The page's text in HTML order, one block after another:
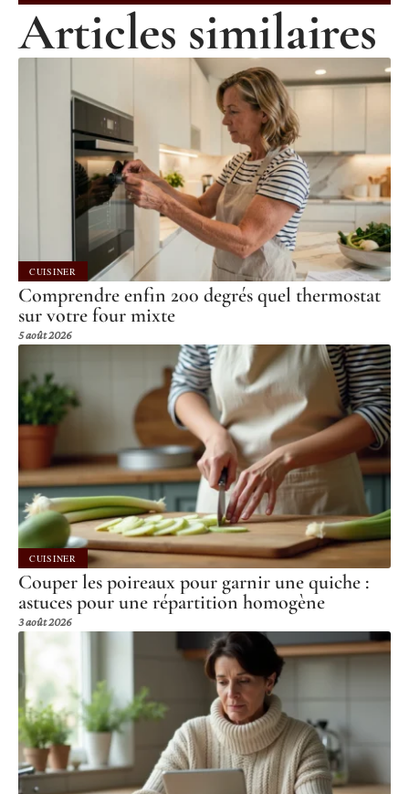
Articles similaires
CUISINER
Comprendre enfin 200 degrés quel thermostat
sur votre four mixte
5 août 2026
CUISINER
Couper les poireaux pour garnir une quiche :
astuces pour une répartition homogène
3 août 2026